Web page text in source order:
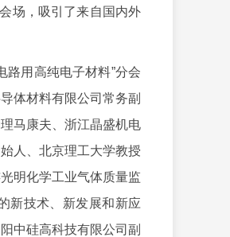
场，吸引了来自国内外
用高纯电子材料”分会
体材料有限公司常务副
马康夫、浙江晶盛机电
人、北京理工大学教授
明化学工业气体质量监
新技术、新发展和新应
中硅高科技有限公司副